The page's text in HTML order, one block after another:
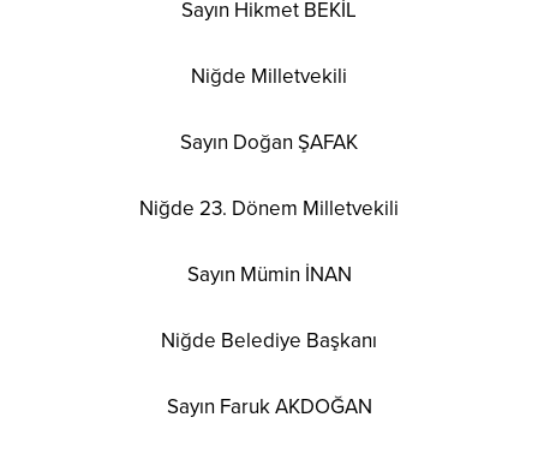
Sayın Hikmet BEKİL
Niğde Milletvekili
Sayın Doğan ŞAFAK
Niğde 23. Dönem Milletvekili
Sayın Mümin İNAN
Niğde Belediye Başkanı
Sayın Faruk AKDOĞAN